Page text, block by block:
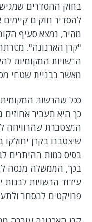
בחוק ההסדרים
להסדיר חוקים
מהיר, נמצא סעיף
"קרן הארנונה".
הרשויות המקומיות
מאשר בבניית שטחי
ככל שהרשות המקומית
כך היא תעביר אחוזים
המצטברת שהרוויחה
שיצטברו בקרן
בסיס כמות ההיתרים
בכך, הממשלה מנסה
עידוד הרשויות לבנות
פרויקטים למסחר